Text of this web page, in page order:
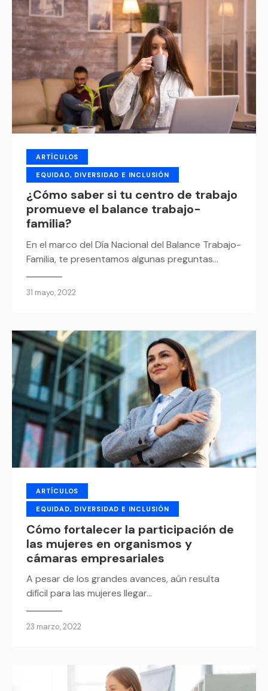
ARTÍCULOS
EQUIDAD, DIVERSIDAD E INCLUSIÓN
¿Cómo saber si tu centro de trabajo
promueve el balance trabajo-
familia?
En el marco del Día Nacional del Balance Trabajo-
Familia, te presentamos algunas preguntas…
31 mayo, 2022
ARTÍCULOS
EQUIDAD, DIVERSIDAD E INCLUSIÓN
Cómo fortalecer la participación de
las mujeres en organismos y
cámaras empresariales
A pesar de los grandes avances, aún resulta
difícil para las mujeres llegar…
23 marzo, 2022